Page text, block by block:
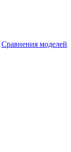
Сравнения моделей